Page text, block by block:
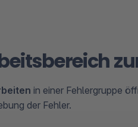
in einer Fehlergruppe
der Fehler.